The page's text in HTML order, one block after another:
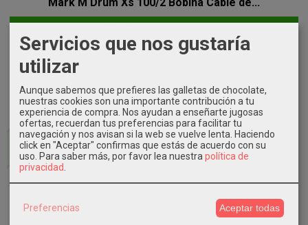
214,00 €
Agotado
Servicios que nos gustaría
utilizar
Aunque sabemos que prefieres las galletas de chocolate,
nuestras cookies son una importante contribución a tu
experiencia de compra. Nos ayudan a enseñarte jugosas
ofertas, recuerdan tus preferencias para facilitar tu
navegación y nos avisan si la web se vuelve lenta. Haciendo
click en "Aceptar" confirmas que estás de acuerdo con su
uso. Para saber más, por favor lea nuestra política de
privacidad
Preferencias Aceptar todas